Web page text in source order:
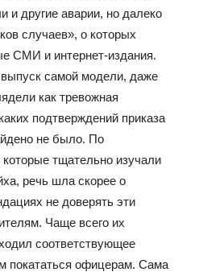
и другие аварии, но далеко
случаев», о которых
СМИ и интернет-издания.
самой модели, даже
как тревожная
подтверждений приказа
не было. По
тщательно изучали
речь шла скорее о
не доверять эти
Чаще всего их
соответствующее
покататься офицерам. Сама